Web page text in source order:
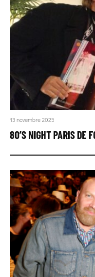
13 novembre 2025
80’S NIGHT PARIS DE